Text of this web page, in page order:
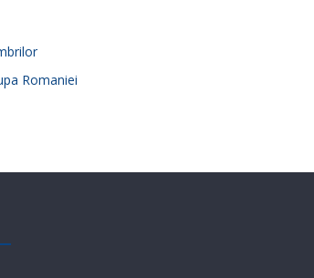
Romaniei